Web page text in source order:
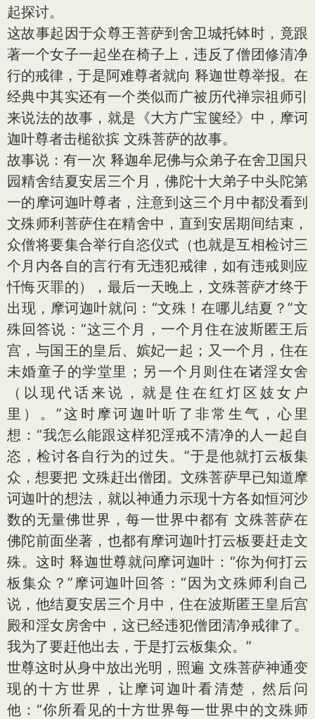
起探讨。
这故事起因于众尊王菩萨到舍卫城托钵时，竟跟
著一个女子一起坐在椅子上，违反了僧团修清净
行的戒律，于是阿难尊者就向 释迦世尊举报。在
经典中其实还有一个类似而广被历代禅宗祖师引
来说法的故事，就是《大方广宝箧经》中，摩诃
迦叶尊者击槌欲摈 文殊菩萨的故事。
故事说：有一次 释迦牟尼佛与众弟子在舍卫国只
园精舍结夏安居三个月，佛陀十大弟子中头陀第
一的摩诃迦叶尊者，注意到这三个月中都没看到
文殊师利菩萨住在精舍中，直到安居期间结束，
众僧将要集合举行自恣仪式（也就是互相检讨三
个月内各自的言行有无违犯戒律，如有违戒则应
忏悔灭罪的），最后一天晚上，文殊菩萨才终于
出现，摩诃迦叶就问：“文殊！在哪儿结夏？”文
殊回答说：“这三个月，一个月住在波斯匿王后
宫，与国王的皇后、嫔妃一起；又一个月，住在
未婚童子的学堂里；另一个月则住在诸淫女舍
（以现代话来说，就是住在红灯区妓女户
里）。”这时摩诃迦叶听了非常生气，心里
想：“我怎么能跟这样犯淫戒不清净的人一起自
恣，检讨各自行为的过失。”于是他就打云板集
众，想要把 文殊赶出僧团。文殊菩萨早已知道摩
诃迦叶的想法，就以神通力示现十方各如恒河沙
数的无量佛世界，每一世界中都有 文殊菩萨在
佛陀前面坐著，也都有摩诃迦叶打云板要赶走文
殊。这时 释迦世尊就问摩诃迦叶：“你为何打云
板集众？”摩诃迦叶回答：“因为文殊师利自己
说，他结夏安居三个月中，住在波斯匿王皇后宫
殿和淫女房舍中，这已经违犯僧团清净戒律了。
我为了要赶他出去，于是打云板集众。”
世尊这时从身中放出光明，照遍 文殊菩萨神通变
现的十方世界，让摩诃迦叶看清楚，然后问
他：“你所看见的十方世界每一世界中的文殊师